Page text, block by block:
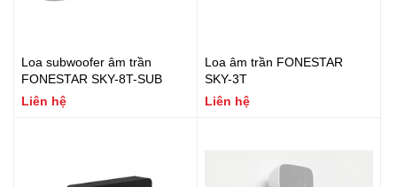
Loa subwoofer âm trần
FONESTAR SKY-8T-SUB
Liên hệ
Loa âm trần FONESTAR
SKY-3T
Liên hệ